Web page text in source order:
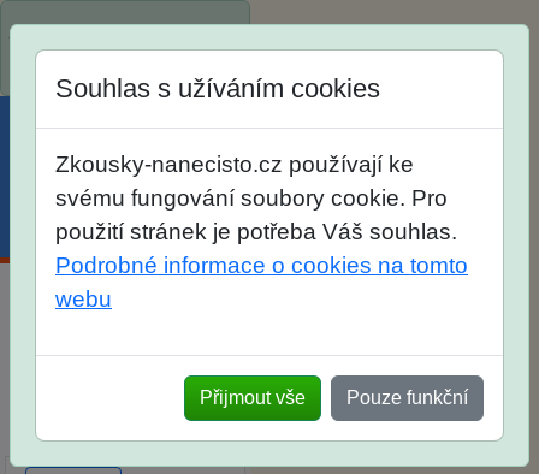
Spustili jsme přihlašování
na školní rok 2026/2027!
Účet Košík
u zkoušek na SŠ? Vaše
ohlasy po skutečných
přijímacích zkouškách
Souhlas s užíváním cookies
Zkousky-nanecisto.cz používají ke
svému fungování soubory cookie. Pro
použití stránek je potřeba Váš souhlas.
Podrobné informace o cookies na tomto
webu
Přijmout vše Pouze funkční